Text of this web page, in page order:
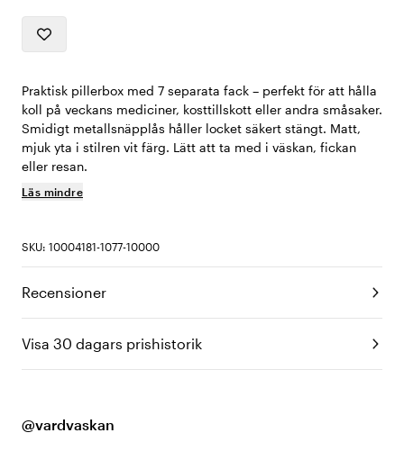
Praktisk pillerbox med 7 separata fack – perfekt för att hålla
koll på veckans mediciner, kosttillskott eller andra småsaker.
Smidigt metallsnäpplås håller locket säkert stängt. Matt,
mjuk yta i stilren vit färg. Lätt att ta med i väskan, fickan
eller resan.
Läs mindre
SKU: 10004181-1077-10000
Recensioner
Visa 30 dagars prishistorik
@vardvaskan